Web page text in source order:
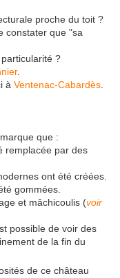
proche du toit ?
constater que "sa
?
.
à Ventenac-Cabardès
que :
remplacée par des
ont été créées.
gommées.
et mâchicoulis (voir
possible de voir des
de la fin du
de ce château